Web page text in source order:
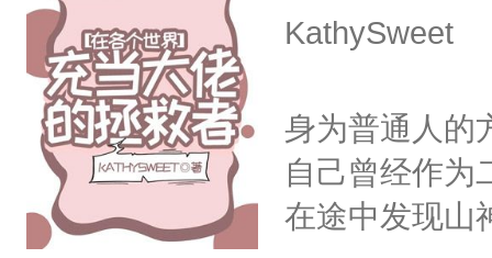
爱。”仙帝沉
一气之下将魔
终的选择。2.
家族限制，直
命运的齿轮
KathySweet
身为普通人的
自己曾经作为
在途中发现山